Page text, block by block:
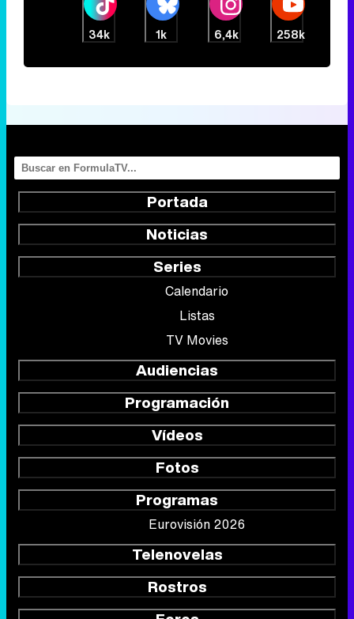
34k 1k 6,4k 258k
Portada
Noticias
Series
Calendario
Listas
TV Movies
Audiencias
Programación
Vídeos
Fotos
Programas
Eurovisión 2026
Telenovelas
Rostros